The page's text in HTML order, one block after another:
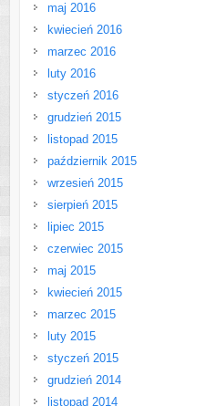
maj 2016
kwiecień 2016
marzec 2016
luty 2016
styczeń 2016
grudzień 2015
listopad 2015
październik 2015
wrzesień 2015
sierpień 2015
lipiec 2015
czerwiec 2015
maj 2015
kwiecień 2015
marzec 2015
luty 2015
styczeń 2015
grudzień 2014
listopad 2014